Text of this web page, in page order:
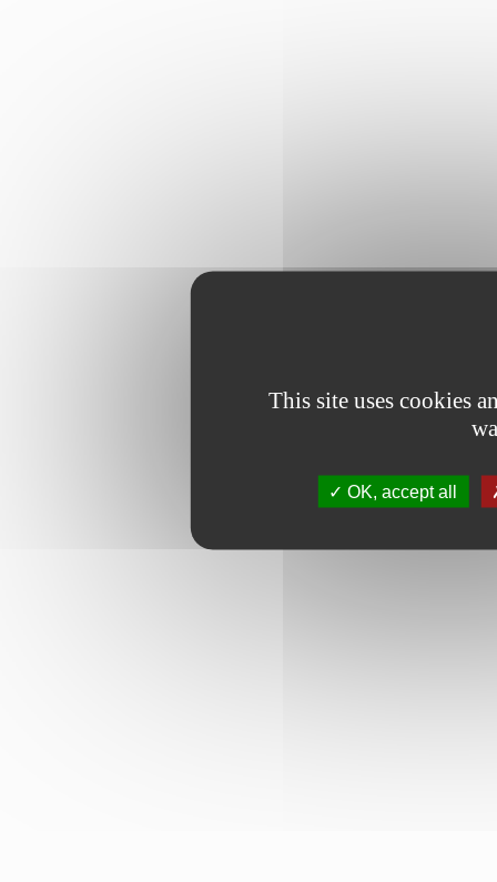
This site uses cookies
OK, accept all